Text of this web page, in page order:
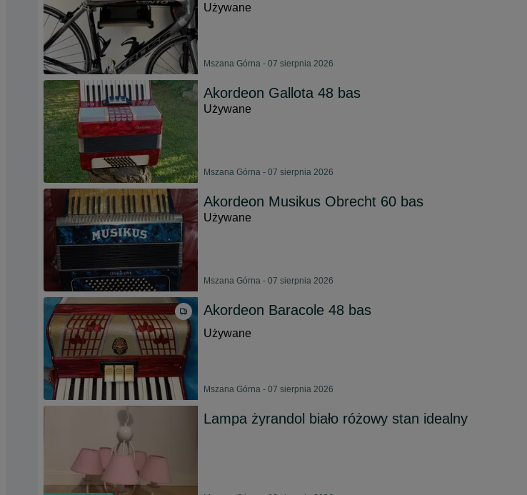
Używane
Mszana Górna - 07 sierpnia 2026
Akordeon Gallota 48 bas
Używane
Mszana Górna - 07 sierpnia 2026
Akordeon Musikus Obrecht 60 bas
Używane
Mszana Górna - 07 sierpnia 2026
Akordeon Baracole 48 bas
Używane
Mszana Górna - 07 sierpnia 2026
Lampa żyrandol biało różowy stan idealny